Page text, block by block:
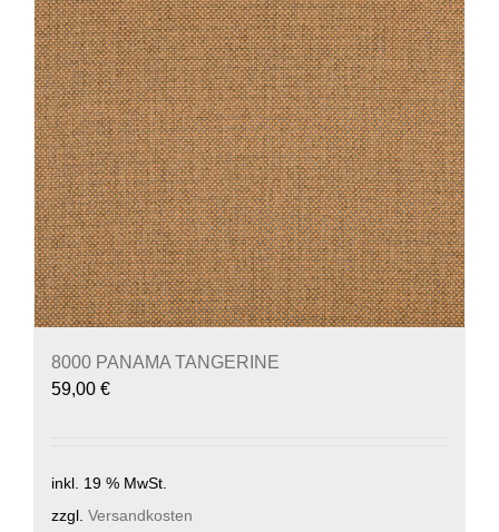
8000 PANAMA TANGERINE
59,00 €
inkl. 19 % MwSt.
zzgl. Versandkosten